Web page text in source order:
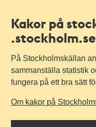
Kakor på
.stockholm.se
På Stockholmskällan
sammanställa statistik
fungera på ett bra sätt
Om kakor på